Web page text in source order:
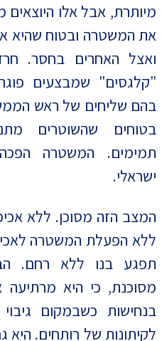
מיותרת, אבל אלו
את המשטרה ובטוח שהיא
ואצל האחרים בחסר.
"קלגסים" שמבצעים
בהם שליחים של ראש
בטוחים שהשוטרים
תמימים. המשטרה
ישראלי.
המצב הזה מסוכן. ללא
ללא הפעלת המשטרה
תפגע בנו ללא רחם.
מסוכנת, כי היא
בנחישות כשבמקום
לקיתונות של רותחים. היא